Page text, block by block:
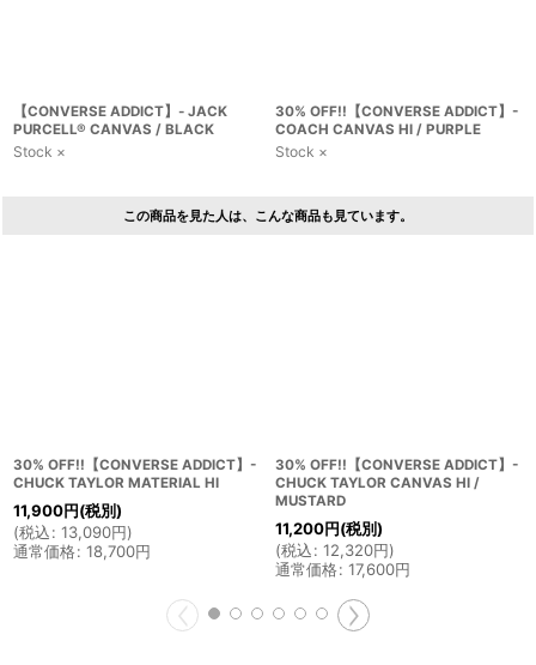
【CONVERSE ADDICT】- JACK
PURCELL® CANVAS / BLACK
Stock ×
30% OFF!!【CONVERSE ADDICT】-
COACH CANVAS HI / PURPLE
Stock ×
この商品を見た人は、こんな商品も見ています。
30% OFF!!【CONVERSE ADDICT】-
CHUCK TAYLOR MATERIAL HI
11,900円(税別)
(税込: 13,090円)
通常価格: 18,700円
30% OFF!!【CONVERSE ADDICT】-
CHUCK TAYLOR CANVAS HI /
MUSTARD
11,200円(税別)
(税込: 12,320円)
通常価格: 17,600円